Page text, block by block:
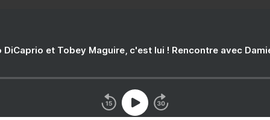
DiCaprio et Tobey Maguire, c'est lui ! Rencontre avec